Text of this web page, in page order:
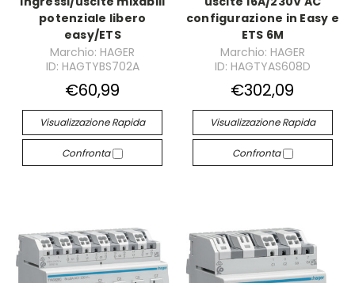
potenziale libero
easy/ETS
Marchio: HAGER
ID: HAGTYBS702A
€60,99
Visualizzazione Rapida
Confronta
configurazione in Easy e
ETS 6M
Marchio: HAGER
ID: HAGTYAS608D
€302,09
Visualizzazione Rapida
Confronta